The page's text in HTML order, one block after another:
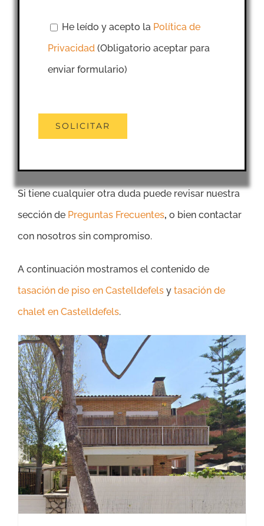
He leído y acepto la Política de
Privacidad (Obligatorio aceptar para
enviar formulario)
Si tiene cualquier otra duda puede revisar nuestra
sección de Preguntas Frecuentes, o bien contactar
con nosotros sin compromiso.
A continuación mostramos el contenido de
tasación de piso en Castelldefels y tasación de
chalet en Castelldefels.